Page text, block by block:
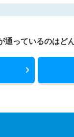
通っているのはど